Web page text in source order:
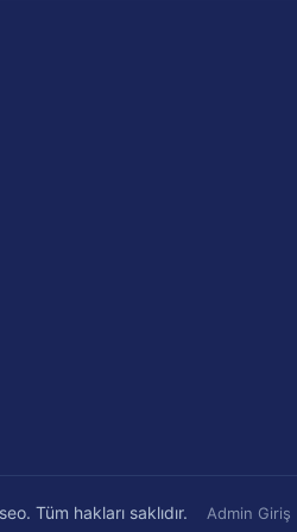
Tüm hakları saklıdır. Admin Giriş